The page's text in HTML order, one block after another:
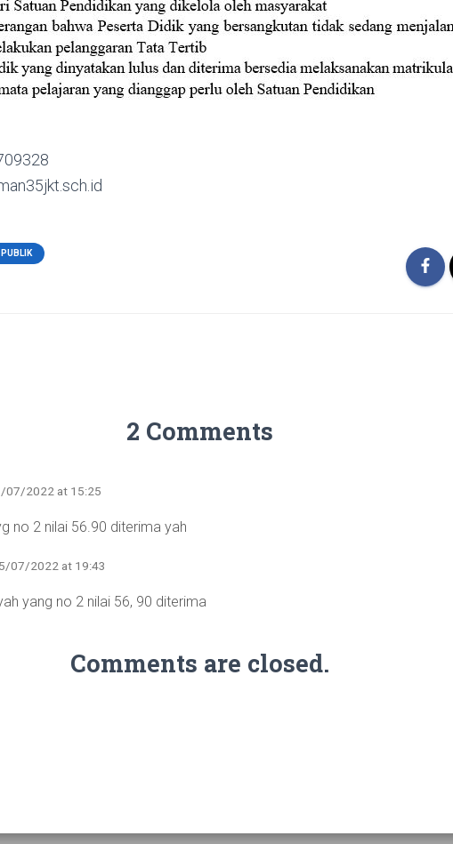
2 Comments
07/2022 at 15:25
no 2 nilai 56.90 diterima yah
07/2022 at 19:43
yang no 2 nilai 56, 90 diterima
Comments are closed.